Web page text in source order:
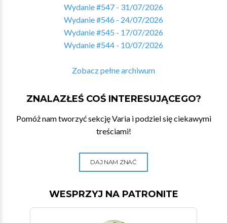
Wydanie #547 - 31/07/2026
Wydanie #546 - 24/07/2026
Wydanie #545 - 17/07/2026
Wydanie #544 - 10/07/2026
Zobacz pełne archiwum
ZNALAZŁEŚ COŚ INTERESUJĄCEGO?
Pomóż nam tworzyć sekcję Varia i podziel się ciekawymi
treściami!
DAJ NAM ZNAĆ
WESPRZYJ NA PATRONITE